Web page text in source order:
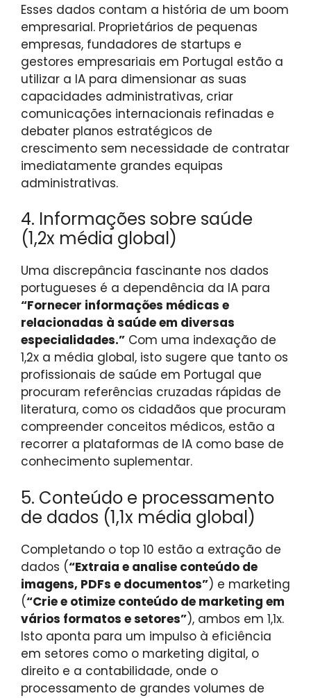
Esses dados contam a história de um boom
empresarial. Proprietários de pequenas
empresas, fundadores de startups e
gestores empresariais em Portugal estão a
utilizar a IA para dimensionar as suas
capacidades administrativas, criar
comunicações internacionais refinadas e
debater planos estratégicos de
crescimento sem necessidade de contratar
imediatamente grandes equipas
administrativas.
4. Informações sobre saúde
(1,2x média global)
Uma discrepância fascinante nos dados
portugueses é a dependência da IA ​​para
“Fornecer informações médicas e
relacionadas à saúde em diversas
especialidades.” Com uma indexação de
1,2x a média global, isto sugere que tanto os
profissionais de saúde em Portugal que
procuram referências cruzadas rápidas de
literatura, como os cidadãos que procuram
compreender conceitos médicos, estão a
recorrer a plataformas de IA como base de
conhecimento suplementar.
5. Conteúdo e processamento
de dados (1,1x média global)
Completando o top 10 estão a extração de
dados (“Extraia e analise conteúdo de
imagens, PDFs e documentos”) e marketing
(“Crie e otimize conteúdo de marketing em
vários formatos e setores”), ambos em 1,1x.
Isto aponta para um impulso à eficiência
em setores como o marketing digital, o
direito e a contabilidade, onde o
processamento de grandes volumes de